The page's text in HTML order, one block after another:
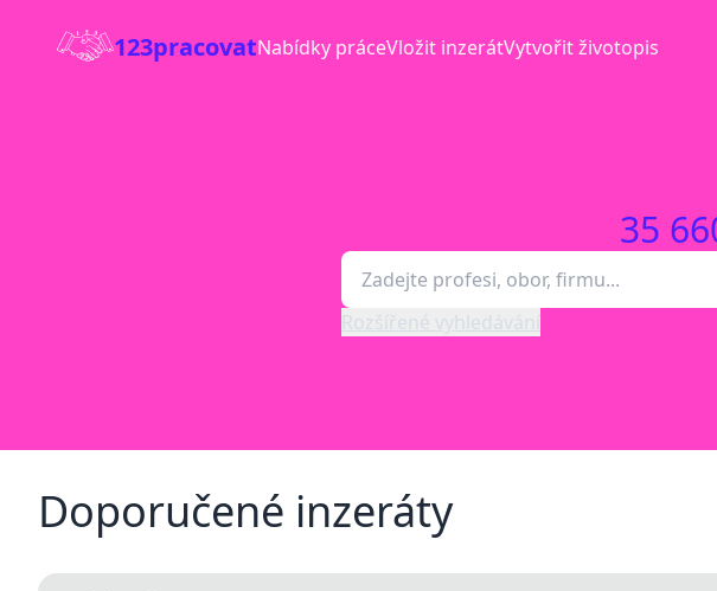
123pracovatNabídky práceVložit inzerátVytvořit životopis
35
Rozšířené vyhledávání
Doporučené inzeráty